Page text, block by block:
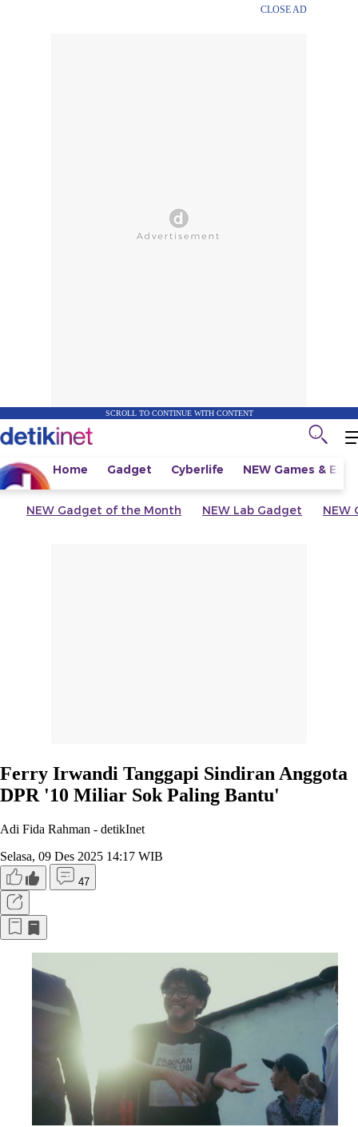
CLOSE AD
SCROLL TO CONTINUE WITH CONTENT
Home Gadget Cyberlife NEW Games &
NEW Gadget of the Month NEW Lab Gadget NEW
Ferry Irwandi Tanggapi Sindiran Anggota
DPR '10 Miliar Sok Paling Bantu'
Adi Fida Rahman - detikInet
Selasa, 09 Des 2025 14:17 WIB
47